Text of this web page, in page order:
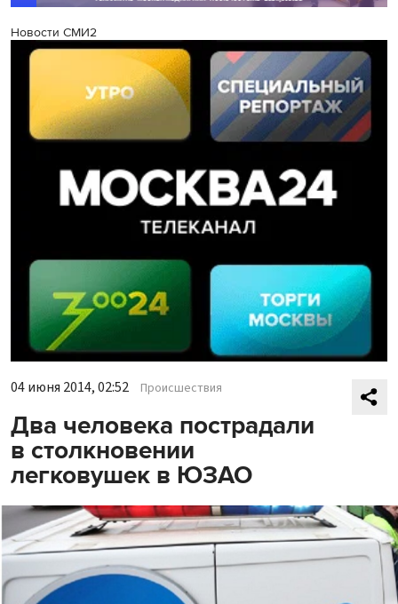
Новости СМИ2
04 июня 2014, 02:52 Происшествия
Два человека пострадали
в столкновении
легковушек в ЮЗАО